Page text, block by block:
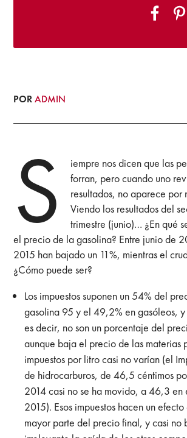
PORADMIN
S
iempre nos dicen que las
forran, pero cuando uno
resultados, no aparece por
Viendo los resultados del
trimestre (junio)… ¿En qué
el precio de la gasolina? Entre junio de
2015 han bajado un 11%, mientras el
¿Cómo puede ser?
Los impuestos suponen un 54% del
gasolina 95 y el 49,2% en gasóleos, y
es decir, no son un porcentaje del
aunque baja el precio de las materias
impuestos por litro casi no varían (el
de hidrocarburos, de 46,5 céntimos
2014 casi no se ha movido, a 46,3 en
2015). Esos impuestos hacen un
mayor parte del precio final, y casi no